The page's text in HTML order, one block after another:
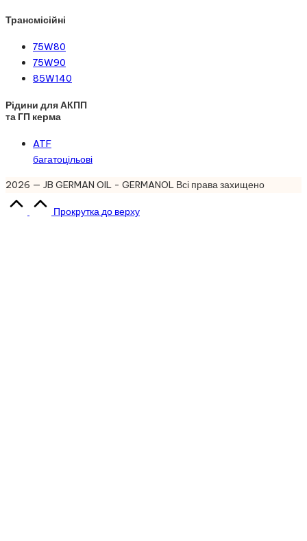
Трансмісійні
75W80
75W90
85W140
Рідини для АКПП
та ГП керма
ATF
багатоцільові
2026 — JB GERMAN OIL - GERMANOL Всі права захищено
Прокрутка до верху